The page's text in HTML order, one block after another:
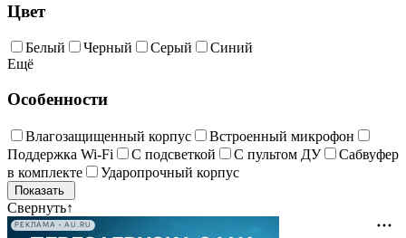
Цвет
Белый Черный Серый
Синий
Ещё
Особенности
Влагозащищенный корпус
Встроенный микрофон
Поддержка Wi-Fi
С подсветкой С пультом ДУ
Сабвуфер
в комплекте
Ударопрочный корпус
Свернуть↑
РЕКЛАМА • AU.RU